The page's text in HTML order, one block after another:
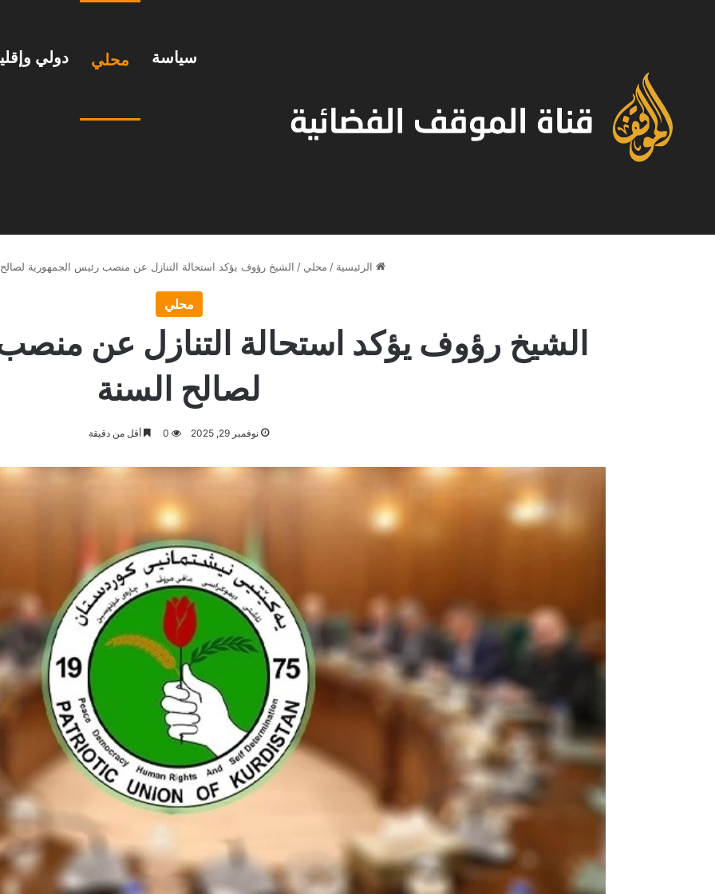
سياسة محلي دولي
الرئيسية / محلي / الشيخ رؤوف يؤكد استحالة التنازل عن منصب رئيس الجمهورية
محلي
الشيخ رؤوف يؤكد استحالة التنازل عن
لصالح السنة
نوفمبر 29, 2025 0 أقل من دقيقة